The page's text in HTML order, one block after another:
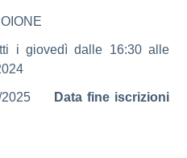
i giovedì dalle 16:30 alle
2025
Data fine iscrizioni